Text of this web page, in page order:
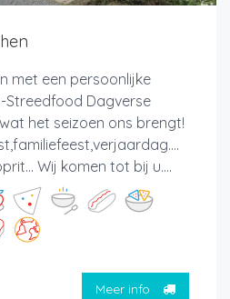
met een persoonlijke
Streedfood Dagverse
het seizoen ons brengt!
Wij komen tot bij u....
Meer info